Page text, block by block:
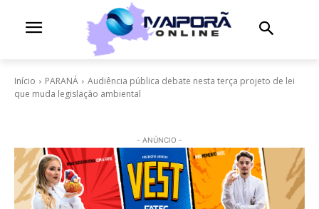
Início PARANÁ
Audiência pública debate nesta terça projeto de lei
que muda legislação ambiental
- ANÚNCIO -